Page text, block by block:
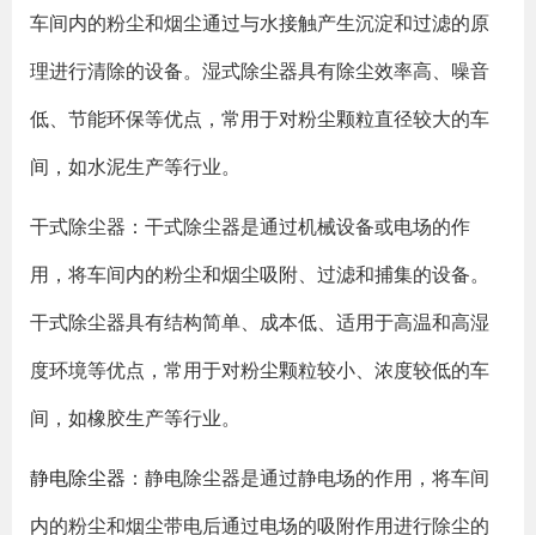
车间内的粉尘和烟尘通过与水接触产生沉淀和过滤的原
理进行清除的设备。湿式除尘器具有除尘效率高、噪音
低、节能环保等优点，常用于对粉尘颗粒直径较大的车
间，如水泥生产等行业。
干式除尘器：干式除尘器是通过机械设备或电场的作
用，将车间内的粉尘和烟尘吸附、过滤和捕集的设备。
干式除尘器具有结构简单、成本低、适用于高温和高湿
度环境等优点，常用于对粉尘颗粒较小、浓度较低的车
间，如橡胶生产等行业。
静电除尘器 ：静电除尘器是通过静电场的作用，将车间
内的粉尘和烟尘带电后通过电场的吸附作用进行除尘的